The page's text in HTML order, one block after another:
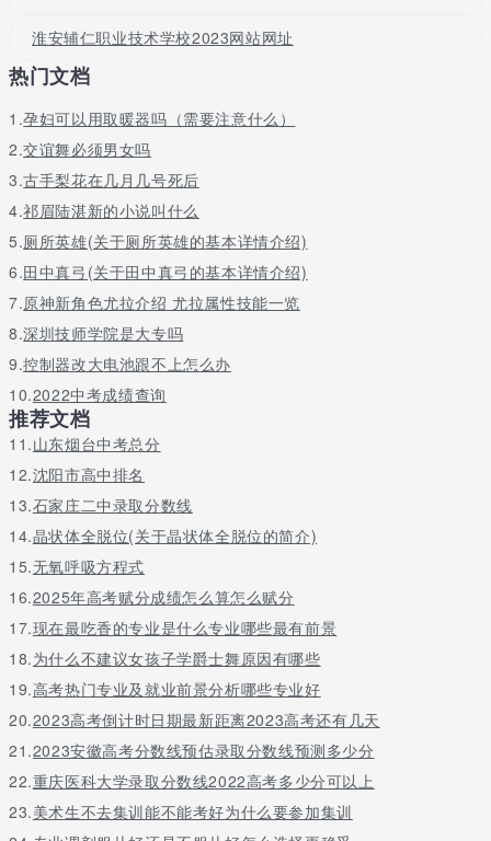
学校高扬匠人文化艺术，紧抓内函基本建设，修建花果山水帘
洞、孔子像、米芾石，设定文化墙设计、宣传牌、电子显示屏，设
置校徽、校旗、校歌，到处，角角落落，以文化人，润物细无声;开
育文化、美育教育和安全性、心里健康文化教育等主题活动，正确
引导学员充分发挥个性化专长，传送匠人精神，产生了蓬勃向上、
奋发向上的校园内学习氛围。
好风凭借力，启航正有时候。在新时代中国特点高等职业教育
美好前景具体指导下，学校正深层次贯彻执行人社厅黄汉标局长来
院调查明确提出的“提升教学水平，提升办学层次”双高重要批示，
全方位打造出教学管理、课程管理、校企双制办校、招生宣传、后
勤服务、队伍管理六大“江南特点”的高等职业教育办校方式，努力
创造 “有特点、有品位、有整体实力”的知名品牌技工院校发展趋势
之路。
你挑选的学校，只有意味着学校合适你，而不可以意味着学校
的好坏，每所学校都是有自身的好坏时，你挑选的学校或许恰好考
虑了你要求，并不意味着别的学校就不太好，因此学生们在掌握学
校时，也不必非此即彼，学校仅有适不宜，沒有好坏之分。
淮安辅仁职业技术学校2023网站网址
热门文档
1.孕妇可以用取暖器吗（需要注意什么）
2.交谊舞必须男女吗
3.古手梨花在几月几号死后
4.祁眉陆湛新的小说叫什么
5.厕所英雄(关于厕所英雄的基本详情介绍)
6.田中真弓(关于田中真弓的基本详情介绍)
7.原神新角色尤拉介绍 尤拉属性技能一览
8.深圳技师学院是大专吗
9.控制器改大电池跟不上怎么办
10.2022中考成绩查询
推荐文档
11.山东烟台中考总分
12.沈阳市高中排名
13.石家庄二中录取分数线
14.晶状体全脱位(关于晶状体全脱位的简介)
15.无氧呼吸方程式
16.2025年高考赋分成绩怎么算怎么赋分
17.现在最吃香的专业是什么专业哪些最有前景
18.为什么不建议女孩子学爵士舞原因有哪些
19.高考热门专业及就业前景分析哪些专业好
20.2023高考倒计时日期最新距离2023高考还有几天
21.2023安徽高考分数线预估录取分数线预测多少分
22.重庆医科大学录取分数线2022高考多少分可以上
23.美术生不去集训能不能考好为什么要参加集训